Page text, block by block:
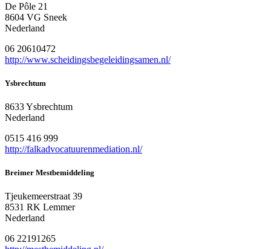
De Pôle 21
8604 VG Sneek
Nederland
06 20610472
http://www.scheidingsbegeleidingsamen.nl/
Ysbrechtum
8633 Ysbrechtum
Nederland
0515 416 999
http://falkadvocatuurenmediation.nl/
Breimer Mestbemiddeling
Tjeukemeerstraat 39
8531 RK Lemmer
Nederland
06 22191265